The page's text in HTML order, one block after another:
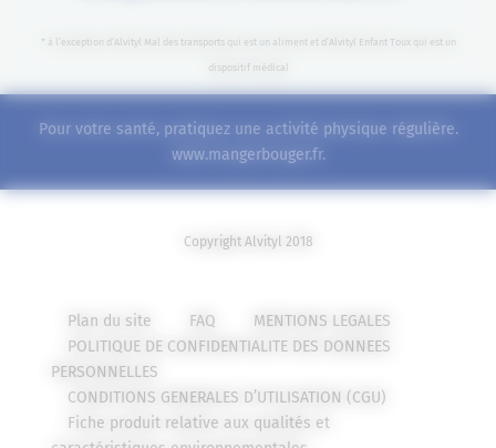
* à l’exception d’Alvityl Mal des transports qui est un aliment et d’Alvityl Enfant Toux qui est un
dispositif médical
Pour votre santé, pratiquez une activité physique régulière.
www.mangerbouger.fr.
Copyright Alvityl 2018
Plan du site FAQ
MENTIONS LEGALES
POLITIQUE DE CONFIDENTIALITE DES DONNEES
PERSONNELLES
CONDITIONS GENERALES D’UTILISATION (CGU)
Fiche produit relative aux qualités et